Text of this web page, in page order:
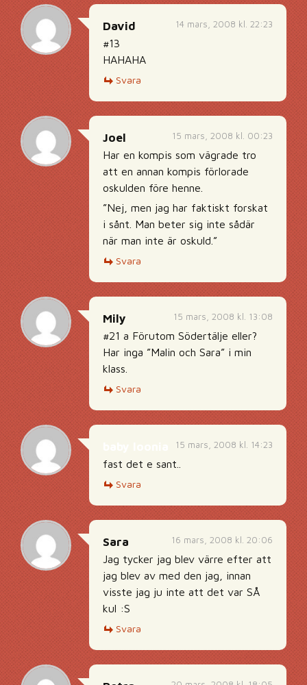
14 mars, 2008 kl. 22:23
David
#13
HAHAHA
Svara
15 mars, 2008 kl. 00:23
Joel
Har en kompis som vägrade tro
att en annan kompis förlorade
oskulden före henne.
”Nej, men jag har faktiskt forskat
i sånt. Man beter sig inte sådär
när man inte är oskuld.”
Svara
15 mars, 2008 kl. 13:08
Mily
#21 a Förutom Södertälje eller?
Har inga ”Malin och Sara” i min
klass.
Svara
15 mars, 2008 kl. 14:23
fast det e sant..
Svara
16 mars, 2008 kl. 20:06
Sara
Jag tycker jag blev värre efter att
jag blev av med den jag, innan
visste jag ju inte att det var SÅ
kul :S
Svara